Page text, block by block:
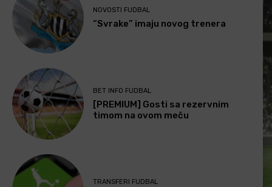
NOVOSTI FUDBAL
“Svrake” imaju novog trenera
BET INFO FUDBAL
[PREMIUM] Gosti sa rezervnim
timom na ovom meču
TRANSFERI FUDBAL